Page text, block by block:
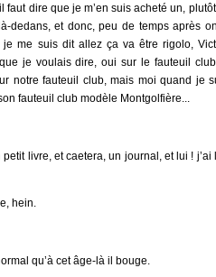
dire que je m’en suis acheté un,
dedans, et donc, peu de temps après
me suis dit allez ça va être rigolo,
je voulais dire, oui sur le fauteuil
notre fauteuil club, mais moi quand je
fauteuil club modèle Montgolfière...
livre, et caetera, un journal, et lui ! j’ai
hein.
qu’à cet âge-là il bouge.